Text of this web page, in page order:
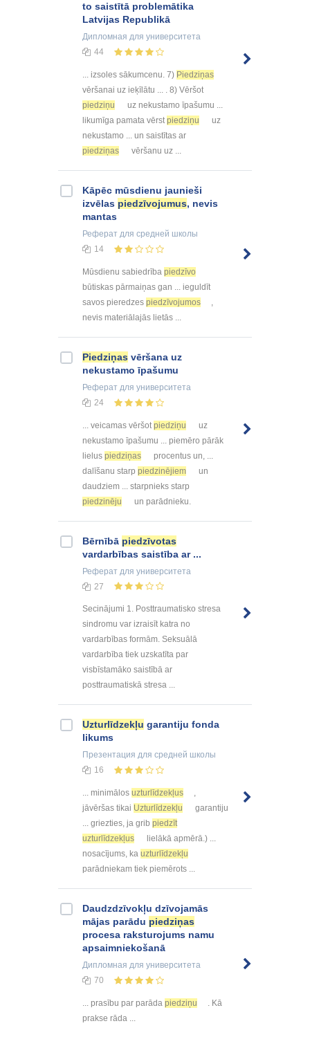
to saistītā problemātika
Latvijas Republikā
Дипломная для университета
44
... izsoles sākumcenu. 7) Piedziņas
vēršanai uz ieķīlātu ... . 8) Vēršot
piedziņu
uz nekustamo īpašumu ...
likumīga pamata vērstpiedziņu
uz
nekustamo ... un saistītas ar
piedziņas
vēršanu uz ...
Kāpēc mūsdienu jaunieši
izvēlas piedzīvojumus, nevis
mantas
Реферат для средней школы
14
Mūsdienu sabiedrība piedzīvo
būtiskas pārmaiņas gan ... ieguldīt
savos pieredzes piedzīvojumos
nevis materiālajās lietās ...
Piedziņas vēršana uz
nekustamo īpašumu
Реферат для университета
24
... veicamas vēršot piedziņu
uz
nekustamo īpašumu ... piemēro pārāk
lielus piedziņas
procentus un, ...
dalīšanu starp piedzinējiem
un
daudziem ... starpnieks starp
piedzinēju
un parādnieku.
Bērnībā piedzīvotas
vardarbības saistība ar ...
Реферат для университета
27
Secinājumi 1. Posttraumatisko stresa
sindromu var izraisīt katra no
vardarbības formām. Seksuālā
vardarbība tiek uzskatīta par
visbīstamāko saistībā ar
posttraumatiskā stresa ...
Uzturlīdzekļu garantiju fonda
likums
Презентация для средней школы
16
... minimālos uzturlīdzekļus
,
jāvēršas tikai Uzturlīdzekļu
garantiju
... griezties, ja grib piedzīt
uzturlīdzekļus
lielākā apmērā.) ...
nosacījums, ka uzturlīdzekļu
parādniekam tiek piemērots ...
Daudzdzīvokļu dzīvojamās
mājas parādu piedziņas
procesa raksturojums namu
apsaimniekošanā
Дипломная для университета
70
... prasību par parāda piedziņu
. Kā
prakse rāda ...